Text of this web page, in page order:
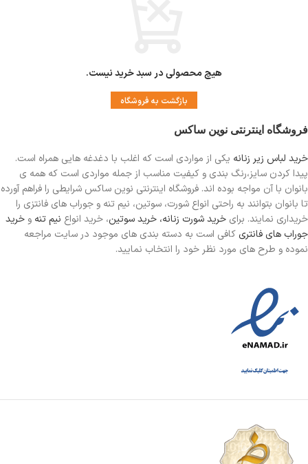
هیچ محصولی در سبد خرید نیست.
بازگشت به فروشگاه
فروشگاه اینترنتی نوین ساکس
خرید لباس زیر زنانه یکی از مواردی است که اغلب با دغدغه هایی همراه است.
پیدا کردن سایز،رنگ بندی و کیفیت مناسب از جمله مواردی است که همه ی
بانوان با آن مواجه بوده اند. فروشگاه اینترنتی نوین ساکس شرایطی را فراهم آورده
تا بانوان بتوانند به راحتی انواع شورت، سوتین، نیم تنه و جوراب های فانتزی را
خریداری نمایند. برای خرید شورت زنانه، خرید سوتین، خرید انواع نیم تنه و خرید
جوراب های فانتری کافی است به دسته بندی های موجود در سایت مراجعه
نموده و طرح های مورد نظر خود را انتخاب نمایید.